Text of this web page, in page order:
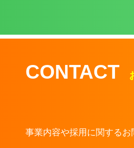
CONTACT
事業内容や採用に関するお